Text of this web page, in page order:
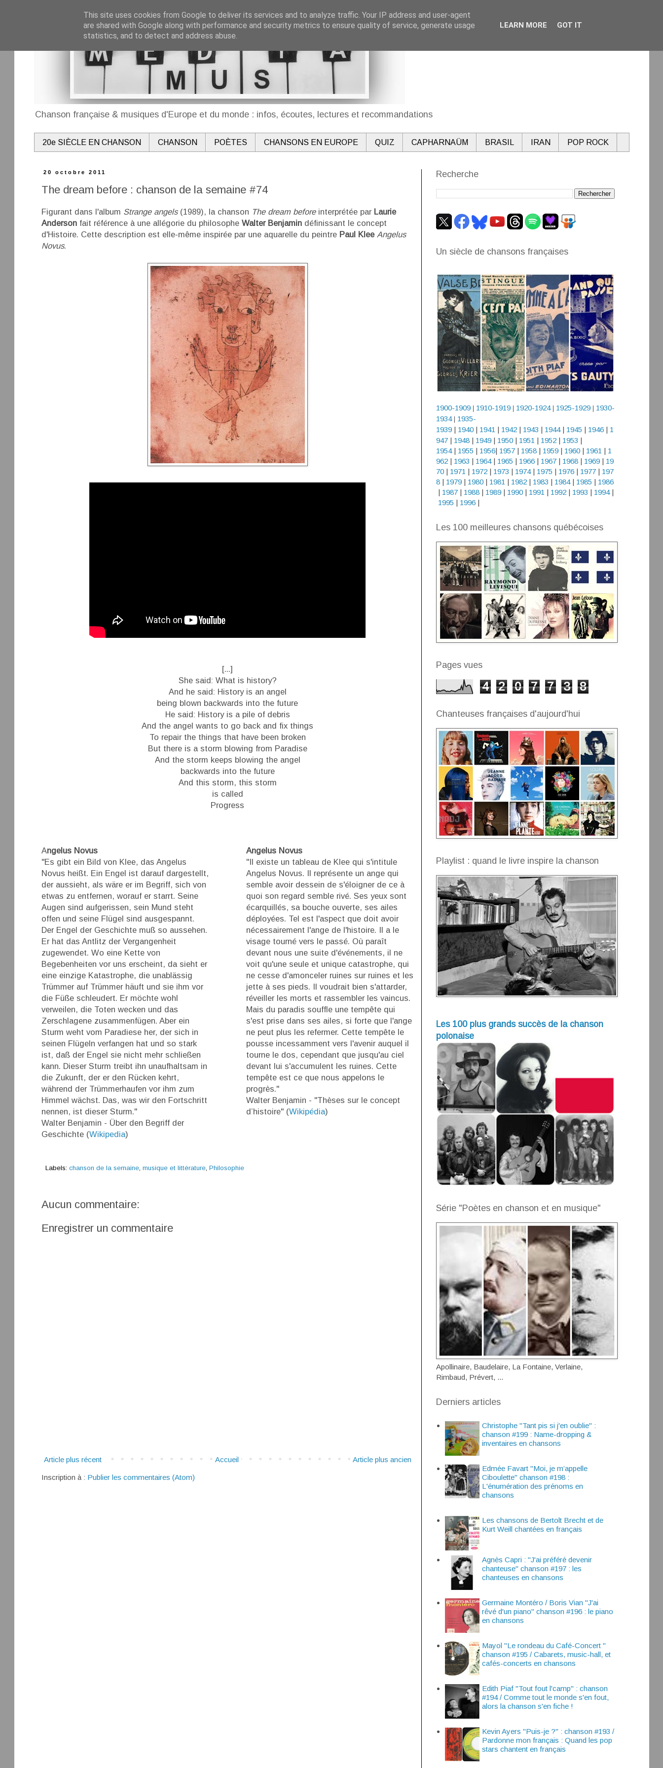
Chanson française & musiques d'Europe et du monde : infos, écoutes, lectures et recommandations
20e SIÈCLE EN CHANSON CHANSON POÈTES CHANSONS EN EUROPE QUIZ CAPHARNAÜM BRASIL IRAN POP ROCK
20 octobre 2011
The dream before : chanson de la semaine #74
Figurant dans l'album Strange angels(1989), la chanson The dream beforeinterprétée par Laurie
Andersonfait référence à une allégorie du philosophe Walter Benjamindéfinissant le concept
d'Histoire. Cette description est elle-même inspirée par une aquarelle du peintre Paul Klee Angelus
Novus.
[...]
She said: What is history?
And he said: History is an angel
being blown backwards into the future
He said: History is a pile of debris
And the angel wants to go back and fix things
To repair the things that have been broken
But there is a storm blowing from Paradise
And the storm keeps blowing the angel
backwards into the future
And this storm, this storm
is called
Progress
Angelus Novus
"Es gibt ein Bild von Klee, das Angelus
Novus heißt. Ein Engel ist darauf dargestellt,
der aussieht, als wäre er im Begriff, sich von
etwas zu entfernen, worauf er starrt. Seine
Augen sind aufgerissen, sein Mund steht
offen und seine Flügel sind ausgespannt.
Der Engel der Geschichte muß so aussehen.
Er hat das Antlitz der Vergangenheit
zugewendet. Wo eine Kette von
Begebenheiten vor uns erscheint, da sieht er
eine einzige Katastrophe, die unablässig
Trümmer auf Trümmer häuft und sie ihm vor
die Füße schleudert. Er möchte wohl
verweilen, die Toten wecken und das
Zerschlagene zusammenfügen. Aber ein
Sturm weht vom Paradiese her, der sich in
seinen Flügeln verfangen hat und so stark
ist, daß der Engel sie nicht mehr schließen
kann. Dieser Sturm treibt ihn unaufhaltsam in
die Zukunft, der er den Rücken kehrt,
während der Trümmerhaufen vor ihm zum
Himmel wächst. Das, was wir den Fortschritt
nennen, ist dieser Sturm."
Walter Benjamin - Über den Begriff der
Geschichte (Wikipedia)
Angelus Novus
"Il existe un tableau de Klee qui s'intitule
Angelus Novus. Il représente un ange qui
semble avoir dessein de s'éloigner de ce à
quoi son regard semble rivé. Ses yeux sont
écarquillés, sa bouche ouverte, ses ailes
déployées. Tel est l'aspect que doit avoir
nécessairement l'ange de l'histoire. Il a le
visage tourné vers le passé. Où paraît
devant nous une suite d'événements, il ne
voit qu'une seule et unique catastrophe, qui
ne cesse d'amonceler ruines sur ruines et les
jette à ses pieds. Il voudrait bien s'attarder,
réveiller les morts et rassembler les vaincus.
Mais du paradis souffle une tempête qui
s'est prise dans ses ailes, si forte que l'ange
ne peut plus les refermer. Cette tempête le
pousse incessamment vers l'avenir auquel il
tourne le dos, cependant que jusqu'au ciel
devant lui s'accumulent les ruines. Cette
tempête est ce que nous appelons le
progrès."
Walter Benjamin - "Thèses sur le concept
d’histoire" (Wikipédia)
Labels: chanson de la semaine, musique et littérature, Philosophie
Aucun commentaire:
Enregistrer un commentaire
Article plus récent Article plus ancien
Accueil
Inscription à : Publier les commentaires (Atom)
Recherche
Un siècle de chansons françaises
1900-1909| 1910-1919| 1920-1924| 1925-1929| 1930-
1934| 1935-
1939 | 1940| 1941 | 1942| 1943 | 1944 | 1945 | 1946 | 1
947 | 1948 | 1949 | 1950 | 1951 | 1952 | 1953 |
1954| 1955 | 1956| 1957| 1958| 1959| 1960| 1961 | 1
962| 1963 | 1964| 1965 | 1966 | 1967| 1968| 1969| 19
70| 1971 | 1972| 1973 | 1974| 1975 | 1976| 1977| 197
8| 1979| 1980| 1981 | 1982| 1983 | 1984| 1985 | 1986
| 1987| 1988| 1989| 1990| 1991 | 1992| 1993 | 1994|
1995 | 1996|
Les 100 meilleures chansons québécoises
Pages vues
4 2 0 7 7 3 8
Chanteuses françaises d'aujourd'hui
Playlist : quand le livre inspire la chanson
Les 100 plus grands succès de la chanson
polonaise
Série "Poètes en chanson et en musique"
Apollinaire, Baudelaire, La Fontaine, Verlaine,
Rimbaud, Prévert, ...
Derniers articles
Christophe "Tant pis si j'en oublie" :
chanson #199 : Name-dropping &
inventaires en chansons
Edmée Favart "Moi, je m’appelle
Ciboulette" chanson #198 :
L'énumération des prénoms en
chansons
Les chansons de Bertolt Brecht et de
Kurt Weill chantées en français
Agnès Capri : "J'ai préféré devenir
chanteuse" chanson #197 : les
chanteuses en chansons
Germaine Montéro / Boris Vian "J'ai
rêvé d'un piano" chanson #196 : le piano
en chansons
Mayol "Le rondeau du Café-Concert "
chanson #195 / Cabarets, music-hall, et
cafés-concerts en chansons
Edith Piaf "Tout fout l'camp" : chanson
#194 / Comme tout le monde s'en fout,
alors la chanson s'en fiche !
Kevin Ayers "Puis-je ?" : chanson #193 /
Pardonne mon français : Quand les pop
stars chantent en français
This site uses cookies from Google to deliver its services and to analyze traffic. Your IP address and user-agent
are shared with Google along with performance and security metrics to ensure quality of service, generate usage
statistics, and to detect and address abuse.
LEARN MORE GOT IT